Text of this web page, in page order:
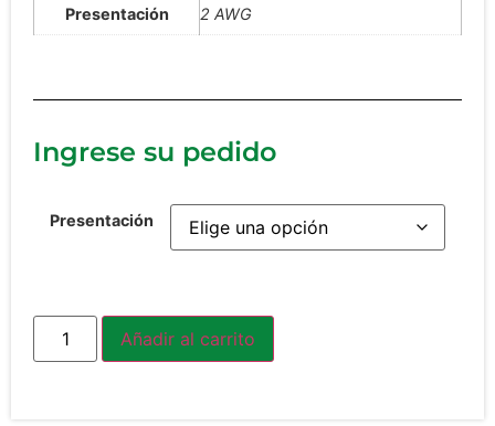
Presentación 2 AWG
Ingrese su pedido
Presentación
Añadir al carrito